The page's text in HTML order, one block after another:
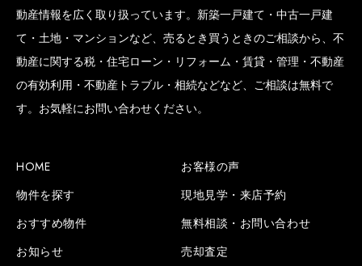
動産情報を広く取り扱っています。新築一戸建て・中古一戸建
て・土地・マンションなど、売るとき買うときのご相談から、不
動産に関する税・住宅ローン・リフォーム・賃貸・管理・不動産
の有効利用・不動産トラブル・相続などなど、ご相談は無料で
す。お気軽にお問い合わせください。
HOME
物件を探す
おすすめ物件
お知らせ
お客様の声
現地見学・来店予約
無料相談・お問い合わせ
売却査定